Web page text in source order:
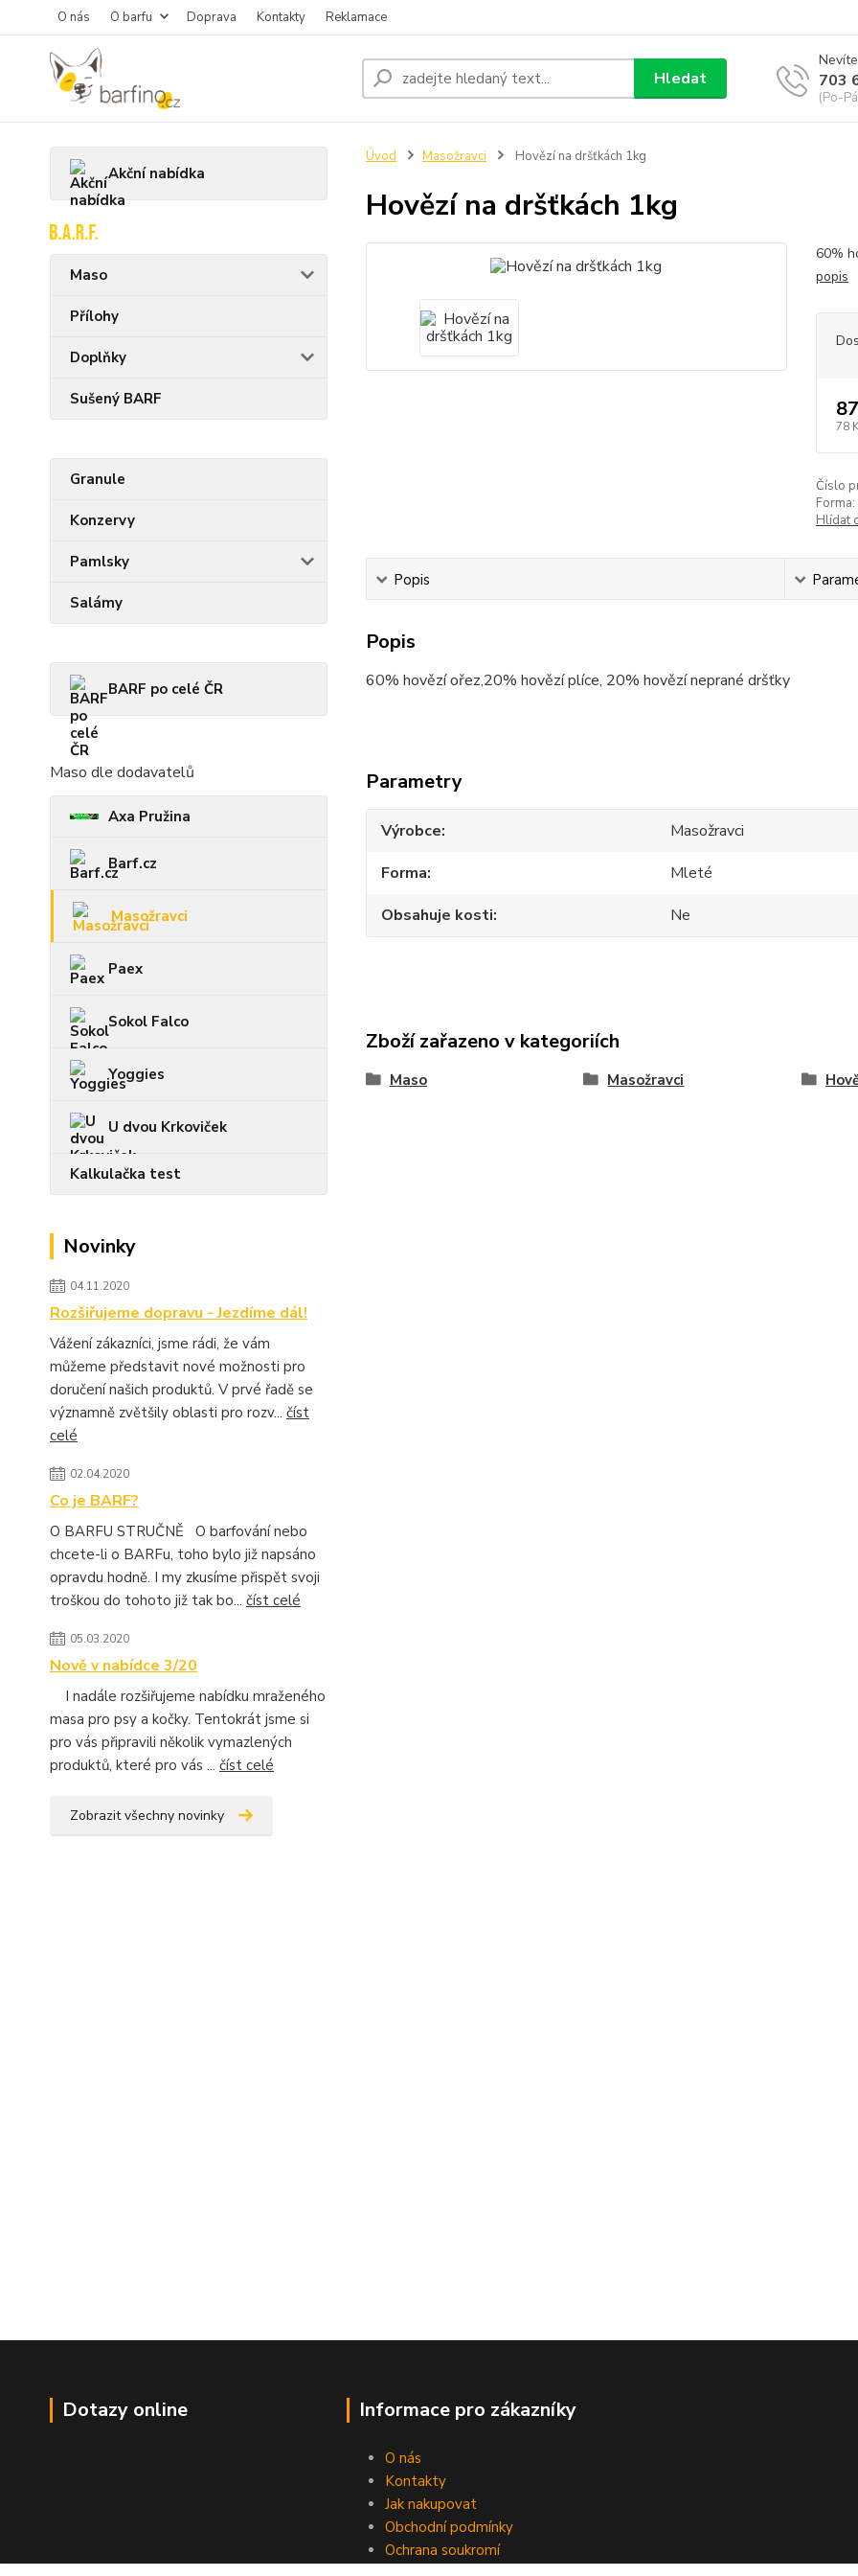
O nás O barfu Doprava Kontakty Reklamace
Hledat 703
(Po-
Akční nabídka
Maso
Přílohy
Doplňky
Sušený BARF
Granule
Konzervy
Pamlsky
Salámy
BARF po celé ČR
Maso dle dodavatelů
Axa Pružina
Barf.cz
Masožravci
Paex
Sokol Falco
Yoggies
U dvou Krkoviček
Kalkulačka test
Novinky
04.11.2020
Rozšiřujeme dopravu - Jezdíme dál!
Vážení zákazníci, jsme rádi, že vám
můžeme představit nové možnosti pro
doručení našich produktů. V prvé řadě se
významně zvětšily oblasti pro rozv... číst
celé
02.04.2020
Co je BARF?
O BARFU STRUČNĚ O barfování nebo
chcete-li o BARFu, toho bylo již napsáno
opravdu hodně. I my zkusíme přispět svoji
troškou do tohoto již tak bo... číst celé
05.03.2020
Nově v nabídce 3/20
I nadále rozšiřujeme nabídku mraženého
masa pro psy a kočky. Tentokrát jsme si
pro vás připravili několik vymazlených
produktů, které pro vás ... číst celé
Zobrazit všechny novinky
Úvod Masožravci Hovězí na dršťkách 1kg
Hovězí na dršťkách 1kg
60%
popis
78
Číslo
Forma:
Hlídat
Popis
Popis
60% hovězí ořez,20% hovězí plíce, 20% hovězí neprané dršťky
Parametry
Výrobce
Masožravci
Forma
Mleté
Obsahuje kosti
Ne
Zboží zařazeno v kategoriích
Maso Masožravci
Dotazy online Informace pro zákazníky
O nás
Kontakty
Jak nakupovat
Obchodní podmínky
Ochrana soukromí